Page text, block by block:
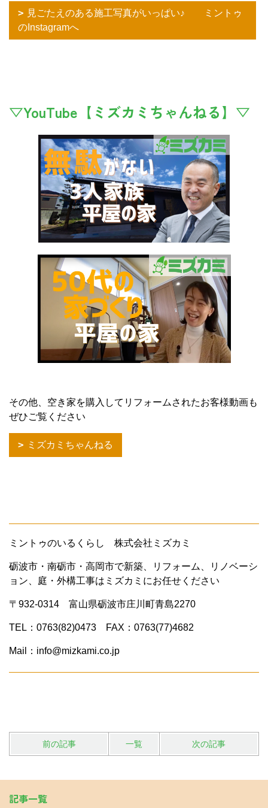
見ごたえのある施工写真がいっぱい♪ ミントゥ
のInstagramへ
▽YouTube【ミズカミちゃんねる】▽
その他、空き家を購入してリフォームされたお客様動画も
ぜひご覧ください
ミズカミちゃんねる
ミントゥのいるくらし 株式会社ミズカミ
砺波市・南砺市・高岡市で新築、リフォーム、リノベーシ
ョン、庭・外構工事はミズカミにお任せください
〒932-0314 富山県砺波市庄川町青島2270
TEL：0763(82)0473 FAX：0763(77)4682
Mail：info@mizkami.co.jp
前の記事 一覧 次の記事
記事一覧